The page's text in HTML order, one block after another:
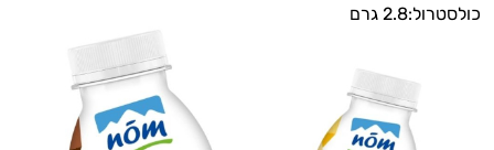
כולסטרול:2.8 גרם